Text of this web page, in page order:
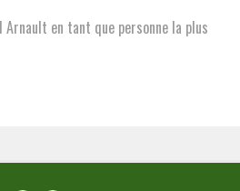
Arnault en tant que personne la plus